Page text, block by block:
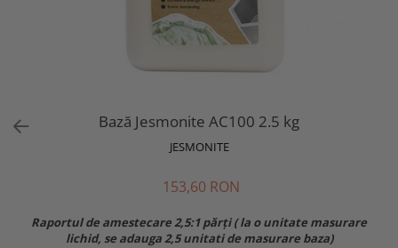
Bază Jesmonite AC100 2.5 kg
JESMONITE
153,60 RON
Raportul de amestecare 2,5:1 părți ( la o unitate masurare
lichid, se adauga 2,5 unitati de masurare baza)